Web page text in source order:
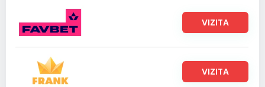
VIZITA
VIZITA